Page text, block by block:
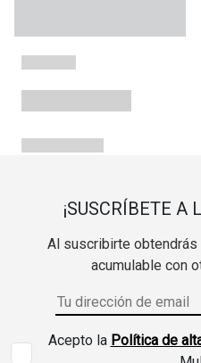
¡SUSCRÍBETE A
Al suscribirte obtendrás
acumulable con
Acepto la Política de